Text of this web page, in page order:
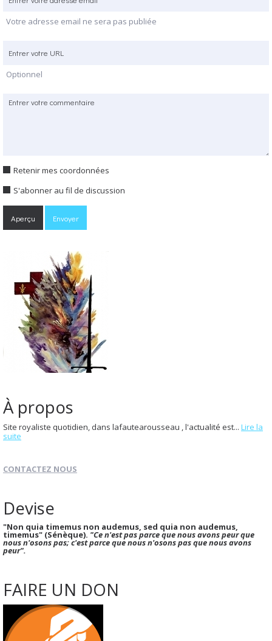
Votre adresse email ne sera pas publiée
Optionnel
Retenir mes coordonnées
S'abonner au fil de discussion
À propos
Site royaliste quotidien, dans lafautearousseau , l'actualité est... Lire la
suite
CONTACTEZ NOUS
Devise
"Non quia timemus non audemus, sed quia non audemus,
timemus" (Sénèque). "Ce n'est pas parce que nous avons peur que
nous n'osons pas; c'est parce que nous n'osons pas que nous avons
peur".
FAIRE UN DON